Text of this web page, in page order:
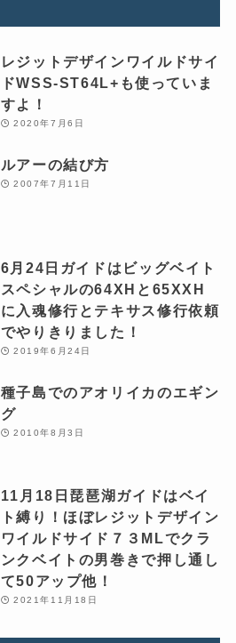
レジットデザインワイルドサイ
ドWSS-ST64L+も使っていま
すよ！
2020年7月6日
ルアーの結び方
2007年7月11日
6月24日ガイドはビッグベイト
スペシャルの64XHと65XXH
に入魂修行とテキサス修行依頼
でやりきりました！
2019年6月24日
種子島でのアオリイカのエギン
グ
2010年8月3日
11月18日琵琶湖ガイドはベイ
ト縛り！ほぼレジットデザイン
ワイルドサイド７３MLでクラ
ンクベイトの男巻きで押し通し
て50アップ他！
2021年11月18日